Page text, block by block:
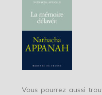
Vous pourrez aussi